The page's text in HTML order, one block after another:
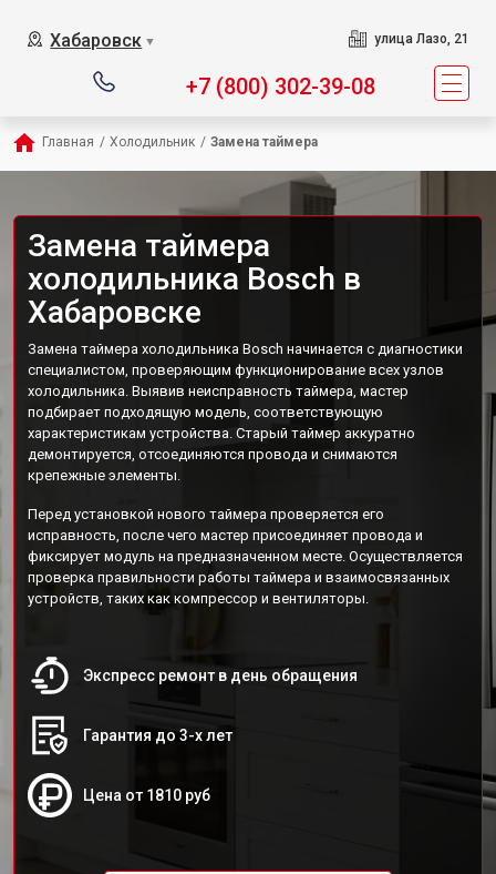
Хабаровск ▼ улица Лазо, 21
+7 (800) 302-39-08
Главная / Холодильник / Замена таймера
Замена таймера
холодильника Bosch в
Хабаровске
Замена таймера холодильника Bosch начинается с диагностики
специалистом, проверяющим функционирование всех узлов
холодильника. Выявив неисправность таймера, мастер
подбирает подходящую модель, соответствующую
характеристикам устройства. Старый таймер аккуратно
демонтируется, отсоединяются провода и снимаются
крепежные элементы.
Перед установкой нового таймера проверяется его
исправность, после чего мастер присоединяет провода и
фиксирует модуль на предназначенном месте. Осуществляется
проверка правильности работы таймера и взаимосвязанных
устройств, таких как компрессор и вентиляторы.
Экспресс ремонт в день обращения
Гарантия до 3-х лет
Цена от 1810 руб